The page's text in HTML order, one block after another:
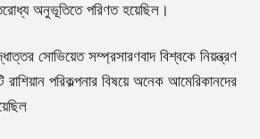
অনুভূতিতে পরিণত হয়েছিল।
সোভিয়েত সম্প্রসারণবাদ বিশ্বকে নিয়ন্ত্রণ
পরিকল্পনার বিষয়ে অনেক আমেরিকানদের